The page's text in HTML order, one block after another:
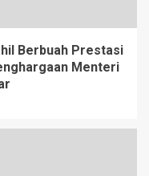
Berbuah Prestasi
Menteri